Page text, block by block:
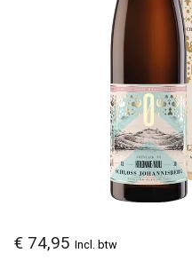
€ 74,95 Incl. btw